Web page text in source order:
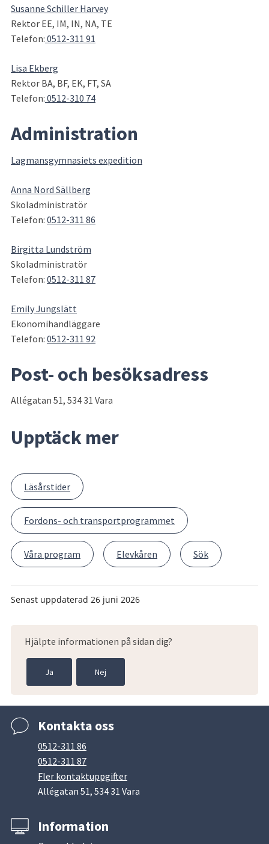
Susanne Schiller Harvey
Rektor EE, IM, IN, NA, TE
Telefon: 0512-311 91
Lisa Ekberg
Rektor BA, BF, EK, FT, SA
Telefon: 0512-310 74
Administration
Lagmansgymnasiets expedition
Anna Nord Sällberg
Skoladministratör
Telefon: 0512-311 86
Birgitta Lundström
Skoladministratör
Telefon: 0512-311 87
Emily Jungslätt
Ekonomihandläggare
Telefon: 0512-311 92
Post- och besöksadress
Allégatan 51, 534 31 Vara
Upptäck mer
Läsårstider
Fordons- och transportprogrammet
Våra program Elevkåren Sök
Senast uppdaterad 26 juni 2026
Hjälpte informationen på sidan dig?
Ja Nej
Kontakta oss
0512-311 86
0512-311 87
Fler kontaktuppgifter
Allégatan 51, 534 31 Vara
Information